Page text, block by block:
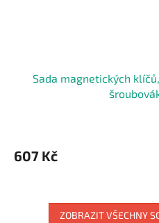
Sada magnetických
607 Kč
ZOBRAZIT VŠECHNY